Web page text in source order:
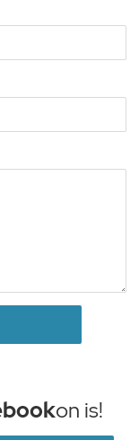
on is!